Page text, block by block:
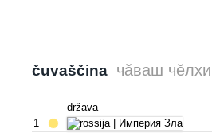
čuvaščina чӑваш чӗлхи
država
1